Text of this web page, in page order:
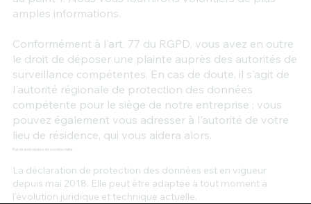
amples informations.
Conformément à l'art. 77 du RGPD, vous avez en outre
le droit de déposer une plainte auprès des autorités de
surveillance compétentes. En cas de doute, il s'agit de
l'autorité régionale de protection des données
compétente pour le siège de notre entreprise ; vous
pouvez également vous adresser à l'autorité de votre
lieu de résidence, qui vous aidera alors.
État de la déclaration de confidentialité
La déclaration de protection des données est en vigueur
depuis mai 2018. Elle peut être adaptée à tout moment à
l'évolution juridique et technique actuelle.